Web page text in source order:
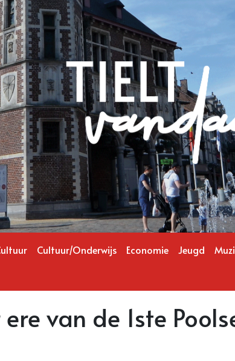
Cultuur/Onderwijs Economie Jeugd
van de 1ste